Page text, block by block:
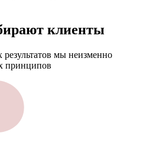
клиенты
мы неизменно
принципов